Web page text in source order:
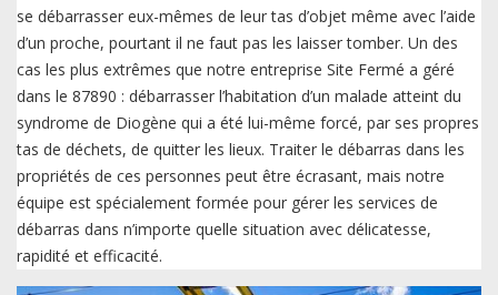
se débarrasser eux-mêmes de leur tas d’objet même avec l’aide
d’un proche, pourtant il ne faut pas les laisser tomber. Un des
cas les plus extrêmes que notre entreprise Site Fermé a géré
dans le 87890 : débarrasser l’habitation d’un malade atteint du
syndrome de Diogène qui a été lui-même forcé, par ses propres
tas de déchets, de quitter les lieux. Traiter le débarras dans les
propriétés de ces personnes peut être écrasant, mais notre
équipe est spécialement formée pour gérer les services de
débarras dans n’importe quelle situation avec délicatesse,
rapidité et efficacité.